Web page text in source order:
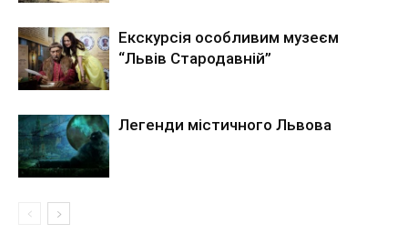
Екскурсія особливим музеєм
“Львів Стародавній”
Легенди містичного Львова